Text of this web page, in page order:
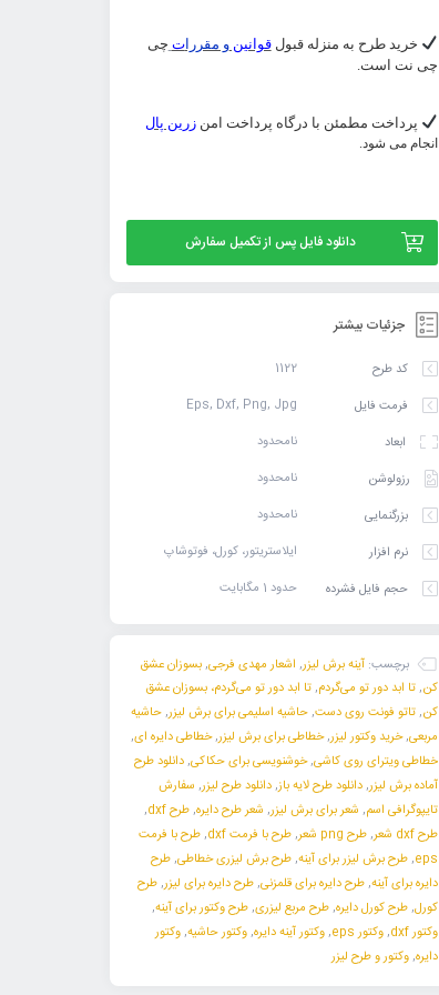
وکتور تایپوگرافی شعر اوقات خوش آن بود که با
دوست به سر رفت باقی همه بی‌حاصلی و
افزودن
به
سبد
خرید طرح به منزله قبول قوانینو مقررات چی
چی نت است.
پرداخت مطمئن با درگاه پرداخت امن زرین پال
انجام می شود.
دانلود فایل پس از تکمیل سفارش
جزئیات بیشتر
کد طرح
1122
فرمت فایل
Eps, Dxf, Png, Jpg
ابعاد
نامحدود
رزولوشن
نامحدود
بزرگنمایی
نامحدود
نرم افزار
ایلاستریتور، کورل، فوتوشاپ
حجم فایل فشرده
حدود 1 مگابایت
برچسب:آینه برش لیزر, اشعار مهدی فرجی,بسوزان عشق
کن,تا ابد دور تو می‌گردم‌,تا ابد دور تو می‌گردم‌، بسوزان عشق
کن,تاتو فونت روی دست,حاشیه اسلیمی برای برش لیزر,حاشیه
مربعی,خرید وکتور لیزر,خطاطی برای برش لیزر,خطاطی دایره ای,
خطاطی ویترای روی کاشی,خوشنویسی برای حکاکی,دانلود طرح
آماده برش لیزر,دانلود طرح لایه باز,دانلود طرح لیزر, سفارش
تایپوگرافی اسم, شعر برای برش لیزر, شعر طرح دایره,طرح dxf
,
طرح dxf شعر
,طرح png شعر ,طرح با فرمت dxf ,طرح با فرمت
eps
,طرح برش لیزر برای آینه,طرح برش لیزری خطاطی,طرح
دایره برای آینه,طرح دایره برای قلمزنی,طرح دایره برای لیزر,طرح
کورل,طرح کورل دایره,طرح مربع لیزری,طرح وکتور برای آینه,
وکتور dxf
,وکتور eps ,وکتور آینه دایره,وکتور حاشیه,وکتور
دایره,وکتور و طرح لیزر